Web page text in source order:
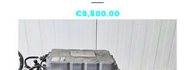
Price
€9,800.00